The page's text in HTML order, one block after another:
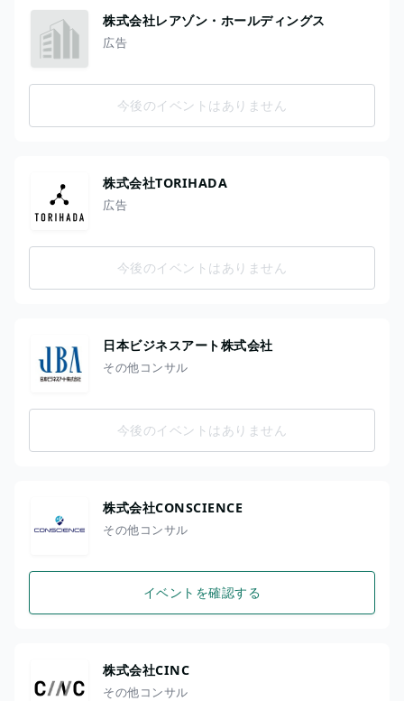
株式会社レアゾン・ホールディングス
広告
今後のイベントはありません
株式会社TORIHADA
広告
今後のイベントはありません
日本ビジネスアート株式会社
その他コンサル
今後のイベントはありません
株式会社CONSCIENCE
その他コンサル
イベントを確認する
株式会社CINC
その他コンサル